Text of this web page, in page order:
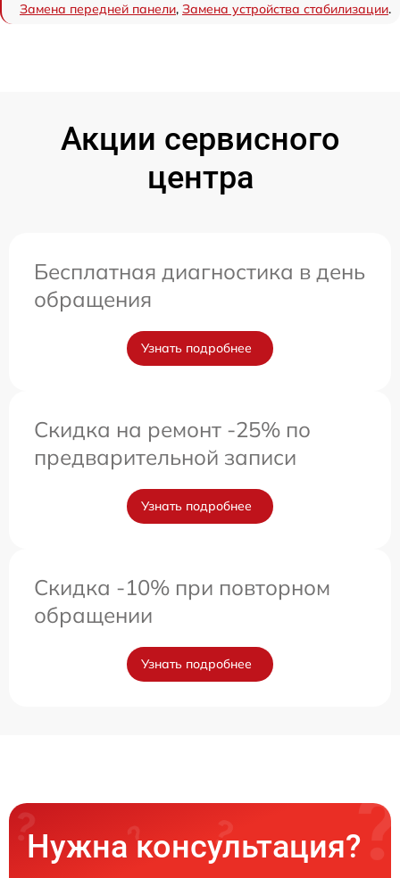
Замена передней панели, Замена устройства стабилизации.
Акции сервисного
центра
Бесплатная диагностика в день
обращения
Узнать подробнее
Скидка на ремонт -25% по
предварительной записи
Узнать подробнее
Скидка -10% при повторном
обращении
Узнать подробнее
Нужна консультация?